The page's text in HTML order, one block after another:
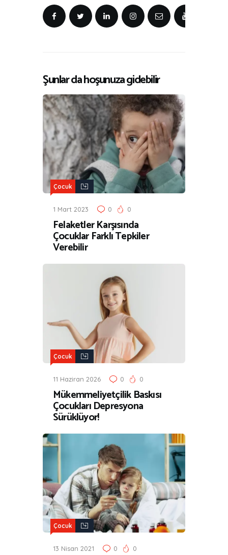
Şunlar da hoşunuza gidebilir
Çocuk
1 Mart 2023 0 0
Felaketler Karşısında
Çocuklar Farklı Tepkiler
Verebilir
Çocuk
11 Haziran 2026 0 0
Mükemmeliyetçilik Baskısı
Çocukları Depresyona
Sürüklüyor!
Çocuk
13 Nisan 2021 0 0